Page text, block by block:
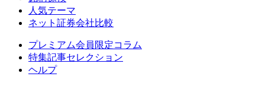
人気テーマ
ネット証券会社比較
プレミアム会員限定コラム
特集記事セレクション
ヘルプ